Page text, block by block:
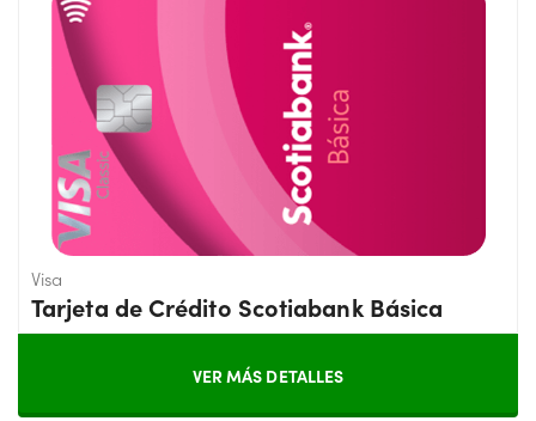
Visa
Tarjeta de Crédito Scotiabank Básica
VER MÁS DETALLES